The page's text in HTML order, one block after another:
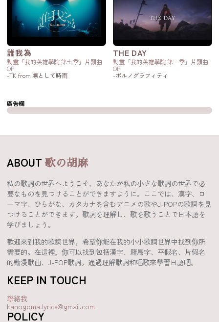
誰我為
動畫「我的英雄學院 第七季」片頭曲
OP
-TK from 凛として時雨
THE DAY
動畫「我的英雄學院 第一季」片頭曲
OP
-ポルノグラフィティ
廣告欄
ABOUT歌の胡麻
私の歌詞の世界へようこそ、あなたが私の小さな歌詞の世界で必
要なものを見つけることができますように。ここでは、漢字、ロ
ーマ字、ひらがな、カタカナを含むアニメの歌やJ-POPの歌詞を見
つけることができます。歌詞を理解し、歌を歌うことで日本語を
学びましょう。
歡迎來到我的歌詞世界，希望你能在我的小小歌詞世界中找到你所
需要的。在這裡，你可以找到包括漢字、羅馬字、平假名、片假名
的動漫歌曲、J-POP歌詞。通過理解歌詞和唱歌來學習日語吧。
KEEP IN TOUCH
聯絡我
kanogoma.lyrics@gmail.com
POLICY